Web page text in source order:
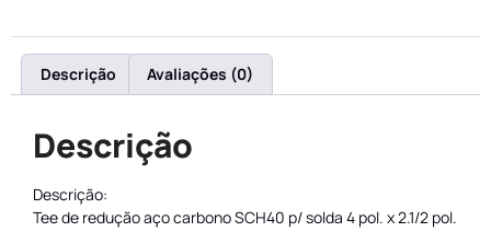
Descrição Avaliações (0)
Descrição
Descrição:
Tee de redução aço carbono SCH40 p/ solda 4 pol. x 2.1/2 pol.